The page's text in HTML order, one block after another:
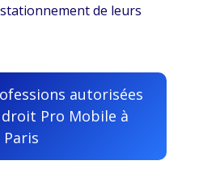
de leurs
autorisées
Pro Mobile à
Paris